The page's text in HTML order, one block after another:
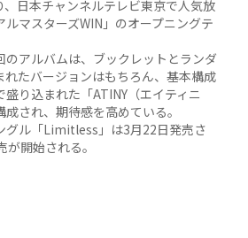
、日本チャンネルテレビ東京で人気放
マスターズWIN」のオープニングテ
のアルバムは、ブックレットとランダ
れたバージョンはもちろん、基本構成
り込まれた「ATINY（エイティニ
され、期待感を高めている。
グル「Limitless」は3月22日発売さ
開始される。